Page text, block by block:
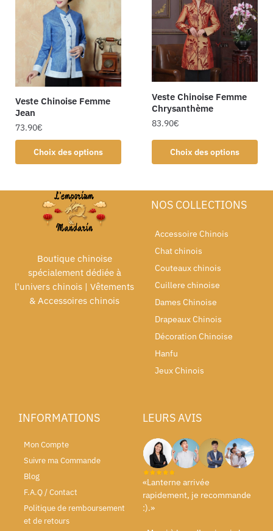
Veste Chinoise Femme
Jean
73.90€
Choix des options
Veste Chinoise Femme
Chrysanthème
83.90€
Choix des options
Boutique chinoise
spécialement dédiée à
l'univers chinois | Vêtements
& Accessoires chinois
NOS COLLECTIONS
Accessoire Chinois
Chat chinois
Couteaux chinois
Cuillere chinoise
Dames Chinoise
Drapeaux Chinois
Décoration Chinoise
Hanfu
Jeux Chinois
INFORMATIONS
Mon Compte
Suivre ma Commande
Blog
F.A.Q / Contact
Politique de remboursement
et de retours
LEURS AVIS
«Lanterne arrivée
rapidement, je recommande
:).»